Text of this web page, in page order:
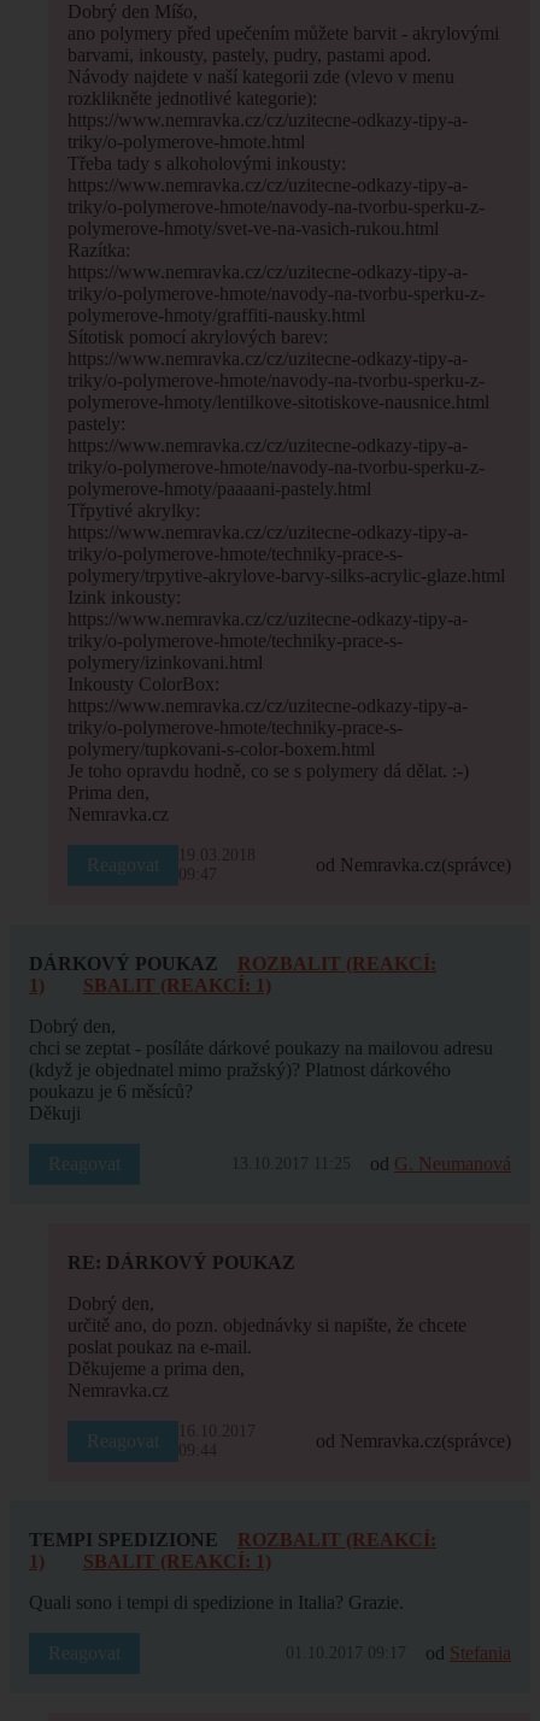
Dobrý den Míšo,
ano polymery před upečením můžete barvit - akrylovými
barvami, inkousty, pastely, pudry, pastami apod.
Návody najdete v naší kategorii zde (vlevo v menu
rozklikněte jednotlivé kategorie):
https://www.nemravka.cz/cz/uzitecne-odkazy-tipy-a-
triky/o-polymerove-hmote.html
Třeba tady s alkoholovými inkousty:
https://www.nemravka.cz/cz/uzitecne-odkazy-tipy-a-
triky/o-polymerove-hmote/navody-na-tvorbu-sperku-z-
polymerove-hmoty/svet-ve-na-vasich-rukou.html
Razítka:
https://www.nemravka.cz/cz/uzitecne-odkazy-tipy-a-
triky/o-polymerove-hmote/navody-na-tvorbu-sperku-z-
polymerove-hmoty/graffiti-nausky.html
Sítotisk pomocí akrylových barev:
https://www.nemravka.cz/cz/uzitecne-odkazy-tipy-a-
triky/o-polymerove-hmote/navody-na-tvorbu-sperku-z-
polymerove-hmoty/lentilkove-sitotiskove-nausnice.html
pastely:
https://www.nemravka.cz/cz/uzitecne-odkazy-tipy-a-
triky/o-polymerove-hmote/navody-na-tvorbu-sperku-z-
polymerove-hmoty/paaaani-pastely.html
Třpytivé akrylky:
https://www.nemravka.cz/cz/uzitecne-odkazy-tipy-a-
triky/o-polymerove-hmote/techniky-prace-s-
polymery/trpytive-akrylove-barvy-silks-acrylic-glaze.html
Izink inkousty:
https://www.nemravka.cz/cz/uzitecne-odkazy-tipy-a-
triky/o-polymerove-hmote/techniky-prace-s-
polymery/izinkovani.html
Inkousty ColorBox:
https://www.nemravka.cz/cz/uzitecne-odkazy-tipy-a-
triky/o-polymerove-hmote/techniky-prace-s-
polymery/tupkovani-s-color-boxem.html
Je toho opravdu hodně, co se s polymery dá dělat. :-)
Prima den,
Nemravka.cz
Reagovat
19.03.2018
09:47
od Nemravka.cz(správce)
DÁRKOVÝ POUKAZ
ROZBALIT (REAKCÍ:
1)
SBALIT (REAKCÍ: 1)
Dobrý den,
chci se zeptat - posíláte dárkové poukazy na mailovou adresu
(když je objednatel mimo pražský)? Platnost dárkového
poukazu je 6 měsíců?
Děkuji
Reagovat 13.10.2017 11:25 od G. Neumanová
RE: DÁRKOVÝ POUKAZ
Dobrý den,
určitě ano, do pozn. objednávky si napište, že chcete
poslat poukaz na e-mail.
Děkujeme a prima den,
Nemravka.cz
Reagovat
16.10.2017
09:44
od Nemravka.cz(správce)
TEMPI SPEDIZIONE
ROZBALIT (REAKCÍ:
1)
SBALIT (REAKCÍ: 1)
Quali sono i tempi di spedizione in Italia? Grazie.
Reagovat 01.10.2017 09:17 od Stefania